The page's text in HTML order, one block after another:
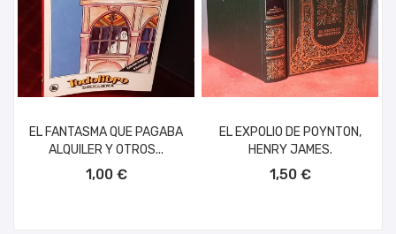
EL FANTASMA QUE PAGABA
ALQUILER Y OTROS...
1,00 €
EL EXPOLIO DE POYNTON,
HENRY JAMES.
1,50 €